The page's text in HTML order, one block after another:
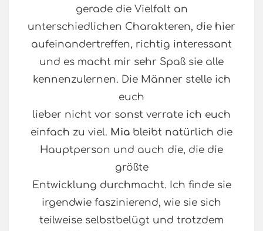
gerade die Vielfalt an
unterschiedlichen Charakteren, die hier
aufeinandertreffen, richtig interessant
und es macht mir sehr Spaß sie alle
kennenzulernen. Die Männer stelle ich
euch
lieber nicht vor sonst verrate ich euch
einfach zu viel. Mia bleibt natürlich die
Hauptperson und auch die, die die
größte
Entwicklung durchmacht. Ich finde sie
irgendwie faszinierend, wie sie sich
teilweise selbstbelügt und trotzdem